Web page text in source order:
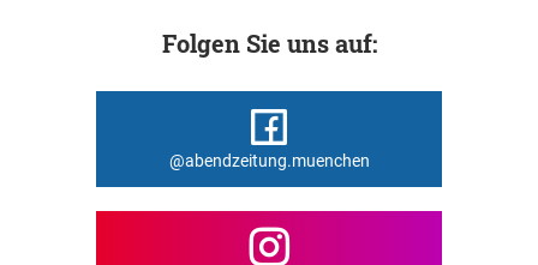
Folgen Sie uns auf:
@abendzeitung.muenchen